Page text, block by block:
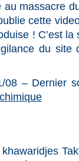
massacre
cette
! C’est
du site
08 – Dernier